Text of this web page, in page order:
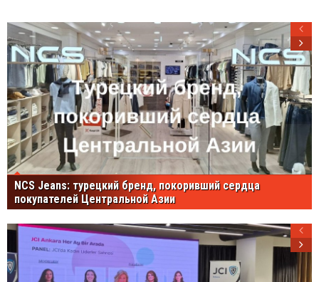
NCS Jeans: турецкий бренд, покоривший сердца
покупателей Центральной Азии